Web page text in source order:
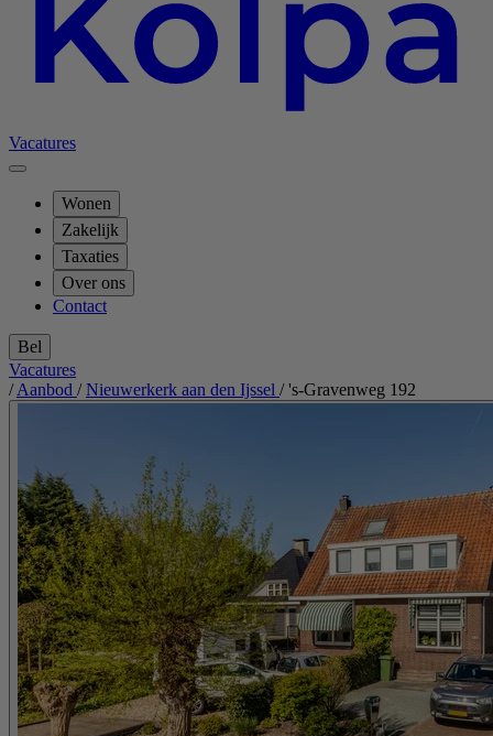
Vacatures
Wonen
Zakelijk
Taxaties
Over ons
Contact
Bel
Vacatures
/ Aanbod / Nieuwerkerk aan den Ijssel / 's-Gravenweg 192